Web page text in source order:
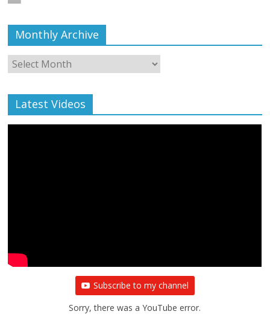
Monthly Archive
Monthly
Archive
Latest Videos
Subscribe to my channel
Sorry, there was a YouTube error.